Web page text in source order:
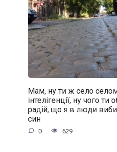
Мам, ну ти ж село
інтелігенції, ну чого
радій, що я в люди
син
0 629